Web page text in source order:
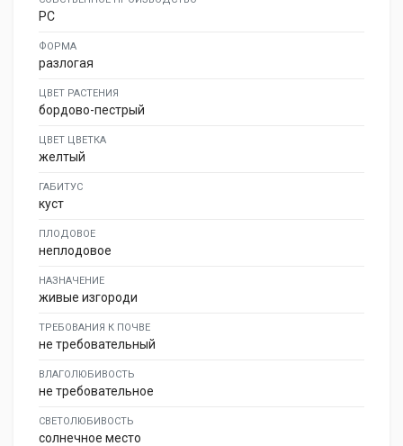
PC
ФОРМА
разлогая
ЦВЕТ РАСТЕНИЯ
бордово-пестрый
ЦВЕТ ЦВЕТКА
желтый
ГАБИТУС
куст
ПЛОДОВОЕ
неплодовое
НАЗНАЧЕНИЕ
живые изгороди
ТРЕБОВАНИЯ К ПОЧВЕ
не требовательный
ВЛАГОЛЮБИВОСТЬ
не требовательное
СВЕТОЛЮБИВОСТЬ
солнечное место